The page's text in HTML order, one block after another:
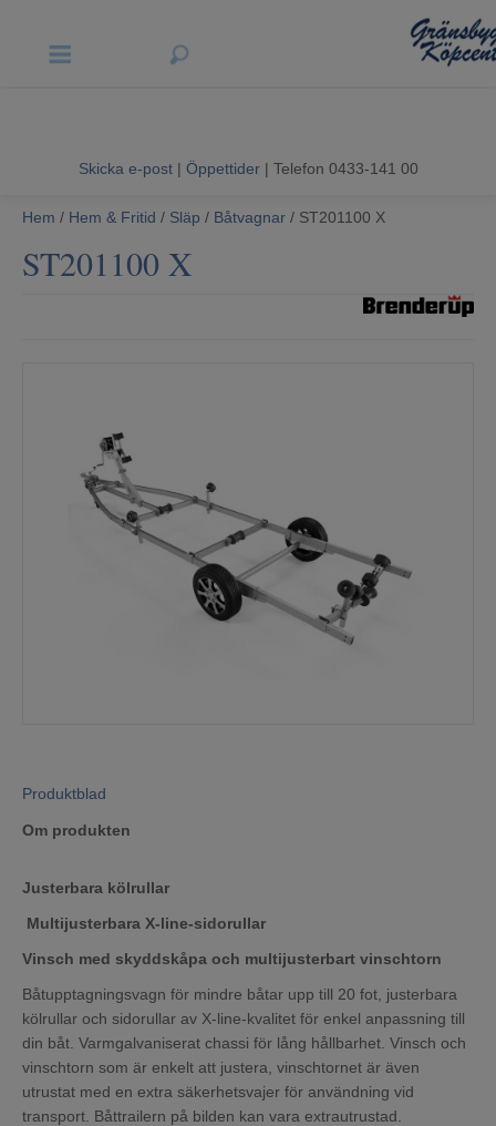
Sommarrea
Vitvaror
Hushållsapparater
Kundtjänst
Mina sidor
Skicka e-post | Öppettider| Telefon 0433-141 00
Hem / Hem & Fritid / Släp / Båtvagnar / ST201100 X
ST201100 X
Produktblad
Om produkten
Justerbara kölrullar
Multijusterbara X-line-sidorullar
Vinsch med skyddskåpa och multijusterbart vinschtorn
Båtupptagningsvagn för mindre båtar upp till 20 fot, justerbara
kölrullar och sidorullar av X-line-kvalitet för enkel anpassning till
din båt. Varmgalvaniserat chassi för lång hållbarhet. Vinsch och
vinschtorn som är enkelt att justera, vinschtornet är även
utrustat med en extra säkerhetsvajer för användning vid
transport. Båttrailern på bilden kan vara extrautrustad.